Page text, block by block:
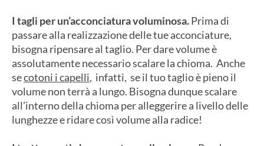
I tagli per un’acconciatura voluminosa.Prima di
passare alla realizzazione delle tue acconciature,
bisogna ripensare al taglio. Per dare volume è
assolutamente necessario scalare la chioma. Anche
secotoni i capelli, infatti, se il tuo taglio è pieno il
volume non terrà a lungo. Bisogna dunque scalare
all’interno della chioma per alleggerire a livello delle
lunghezze e ridare così volume alla radice!